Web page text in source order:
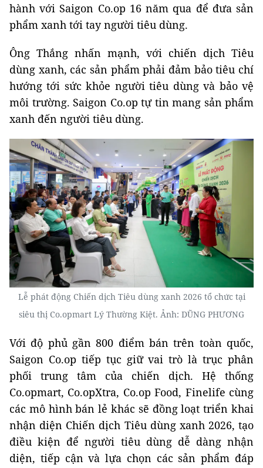
hành với Saigon Co.op 16 năm qua để đưa sản
phẩm xanh tới tay người tiêu dùng.
Ông Thắng nhấn mạnh, với chiến dịch Tiêu
dùng xanh, các sản phẩm phải đảm bảo tiêu chí
hướng tới sức khỏe người tiêu dùng và bảo vệ
môi trường. Saigon Co.op tự tin mang sản phẩm
xanh đến người tiêu dùng.
Lễ phát động Chiến dịch Tiêu dùng xanh 2026 tổ chức tại
siêu thị Co.opmart Lý Thường Kiệt. Ảnh: DŨNG PHƯƠNG
Với độ phủ gần 800 điểm bán trên toàn quốc,
Saigon Co.op tiếp tục giữ vai trò là trục phân
phối trung tâm của chiến dịch. Hệ thống
Co.opmart, Co.opXtra, Co.op Food, Finelife cùng
các mô hình bán lẻ khác sẽ đồng loạt triển khai
nhận diện Chiến dịch Tiêu dùng xanh 2026, tạo
điều kiện để người tiêu dùng dễ dàng nhận
diện, tiếp cận và lựa chọn các sản phẩm đáp